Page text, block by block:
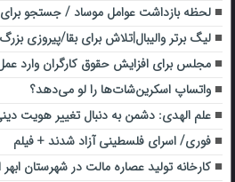
لحظه بازداشت عوامل موساد / جستجو برای یافتن ۱۳
لیگ برتر والیبال|تلاش برای بقا/پیروزی
مجلس برای افزایش حقوق کارگران وارد
واتساپ اسکرین‌شات‌ها را لو می‌دهد؟
علم الهدی: دشمن به دنبال تغییر هویت
فوری/ اسرای فلسطینی آزاد شدند + فیلم
کارخانه تولید عصاره مالت در شهرستان ابهر